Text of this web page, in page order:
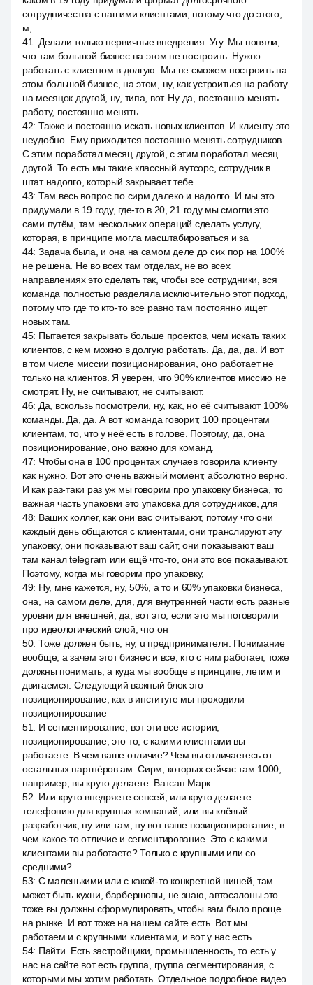
сотрудничества с нашими клиентами, потому что до этого,
м,
41: Делали только первичные внедрения. Угу. Мы поняли,
что там большой бизнес на этом не построить. Нужно
работать с клиентом в долгую. Мы не сможем построить на
этом большой бизнес, на этом, ну, как устроиться на работу
на месяцок другой, ну, типа, вот. Ну да, постоянно менять
работу, постоянно менять.
42: Также и постоянно искать новых клиентов. И клиенту это
неудобно. Ему приходится постоянно менять сотрудников.
С этим поработал месяц другой, с этим поработал месяц
другой. То есть мы такие классный аутсорс, сотрудник в
штат надолго, который закрывает тебе
43: Там весь вопрос по сирм далеко и надолго. И мы это
придумали в 19 году, где-то в 20, 21 году мы смогли это
сами путём, там нескольких операций сделать услугу,
которая, в принципе могла масштабироваться и за
44: Задача была, и она на самом деле до сих пор на 100%
не решена. Не во всех там отделах, не во всех
направлениях это сделать так, чтобы все сотрудники, вся
команда полностью разделяла исключительно этот подход,
потому что где то кто-то все равно там постоянно ищет
новых там.
45: Пытается закрывать больше проектов, чем искать таких
клиентов, с кем можно в долгую работать. Да, да, да. И вот
в том числе миссии позиционирования, оно работает не
только на клиентов. Я уверен, что 90% клиентов миссию не
смотрят. Ну, не считывают, не считывают.
46: Да, вскользь посмотрели, ну, как, но её считывают 100%
команды. Да, да. А вот команда говорит, 100 процентам
клиентам, то, что у неё есть в голове. Поэтому, да, она
позиционирование, оно важно для команд.
47: Чтобы она в 100 процентах случаев говорила клиенту
как нужно. Вот это очень важный момент, абсолютно верно.
И как раз-таки раз уж мы говорим про упаковку бизнеса, то
важная часть упаковки это упаковка для сотрудников, для
48: Ваших коллег, как они вас считывают, потому что они
каждый день общаются с клиентами, они транслируют эту
упаковку, они показывают ваш сайт, они показывают ваш
там канал telegram или ещё что-то, они это все показывают.
Поэтому, когда мы говорим про упаковку,
49: Ну, мне кажется, ну, 50%, а то и 60% упаковки бизнеса,
она, на самом деле, для, для внутренней части есть разные
уровни для внешней, да, вот это, если это мы поговорили
про идеологический слой, что он
50: Тоже должен быть, ну, u предпринимателя. Понимание
вообще, а зачем этот бизнес и все, кто с ним работает, тоже
должны понимать, а куда мы вообще в принципе, летим и
двигаемся. Следующий важный блок это
позиционирование, как в институте мы проходили
позиционирование
51: И сегментирование, вот эти все истории,
позиционирование, это то, с какими клиентами вы
работаете. В чем ваше отличие? Чем вы отличаетесь от
остальных партнёров ам. Сирм, которых сейчас там 1000,
например, вы круто делаете. Ватсап Марк.
52: Или круто внедряете сенсей, или круто делаете
телефонию для крупных компаний, или вы клёвый
разработчик, ну или там, ну вот ваше позиционирование, в
чем какое-то отличие и сегментирование. Это с какими
клиентами вы работаете? Только с крупными или со
средними?
53: С маленькими или с какой-то конкретной нишей, там
может быть кухни, барбершопы, не знаю, автосалоны это
тоже вы должны сформулировать, чтобы вам было проще
на рынке. И вот тоже на нашем сайте есть. Вот мы
работаем и с крупными клиентами, и вот у нас есть
54: Пайти. Есть застройщики, промышленность, то есть у
нас на сайте вот есть группа, группа сегментирования, с
которыми мы хотим работать. Отдельное подробное видео